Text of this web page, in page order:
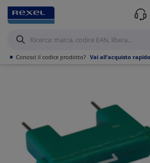
• Conosci il codice prodotto? Vai all'acquisto rapido
Prodotti /Datacom Soluzioni domotiche & Building
prodotti connessi rete